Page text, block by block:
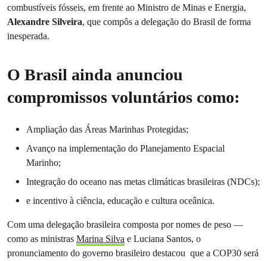
combustíveis fósseis, em frente ao Ministro de Minas e Energia,
Alexandre Silveira, que compôs a delegação do Brasil de forma
inesperada.
O Brasil ainda anunciou
compromissos voluntários como:
Ampliação das Áreas Marinhas Protegidas;
Avanço na implementação do Planejamento Espacial
Marinho;
Integração do oceano nas metas climáticas brasileiras (NDCs);
e incentivo à ciência, educação e cultura oceânica.
Com uma delegação brasileira composta por nomes de peso —
como as ministras Marina Silva e Luciana Santos, o
pronunciamento do governo brasileiro destacou que a COP30 será